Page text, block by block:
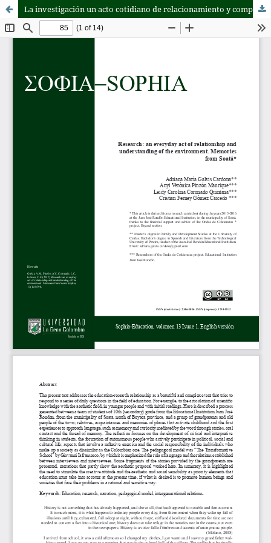
La investigación un acto cotidiano de relacionamiento y comprensión del entorno: memorias soatenses